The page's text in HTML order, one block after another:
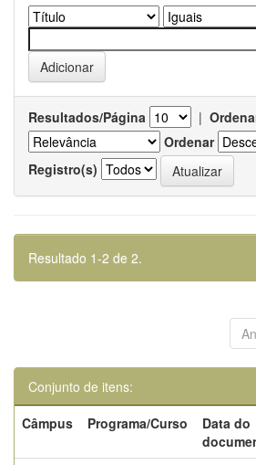
Resultados/Página |
Ordenar
Registro(s)
Resultado 1-2 de 2.
Conjunto de itens:
Câmpus
Programa/Curso
Data do